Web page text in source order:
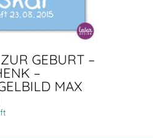
GEBURT –
–
MAX